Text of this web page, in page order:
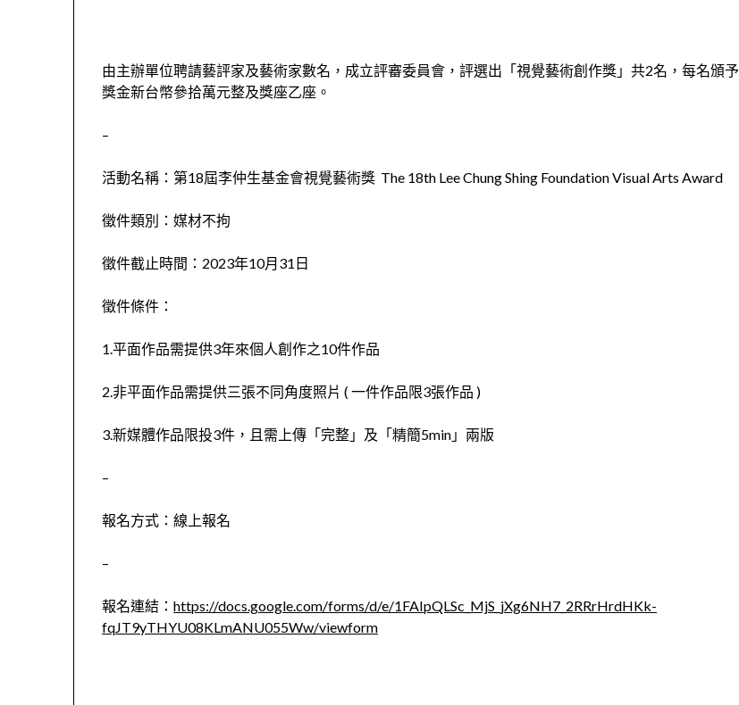
由主辦單位聘請藝評家及藝術家數名，成立評審委員會，評選出「視覺藝術創作獎」共2名，每名頒予
獎金新台幣參拾萬元整及獎座乙座。
–
活動名稱：第18屆李仲生基金會視覺藝術獎 The 18th Lee Chung Shing Foundation Visual Arts Award
徵件類別：媒材不拘
徵件截止時間：2023年10月31日
徵件條件：
1.平面作品需提供3年來個人創作之10件作品
2.非平面作品需提供三張不同角度照片 ( 一件作品限3張作品 )
3.新媒體作品限投3件，且需上傳「完整」及「精簡5min」兩版
–
報名方式：線上報名
–
報名連結：https://docs.google.com/forms/d/e/1FAIpQLSc_MjS_jXg6NH7_2RRrHrdHKk-
fqJT9yTHYU08KLmANU055Ww/viewform